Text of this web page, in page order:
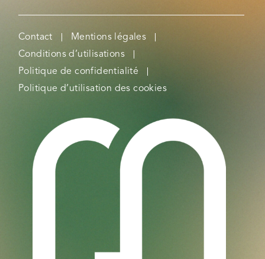
Contact
Mentions légales
Conditions d’utilisations
Politique de confidentialité
Politique d’utilisation des cookies